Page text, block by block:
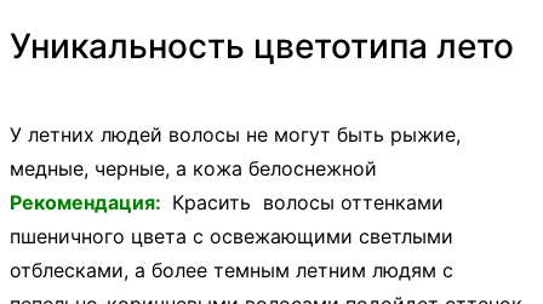
Уникальность цветотипа лето
У летних людей волосы не могут быть рыжие,
медные, черные, а кожа белоснежной
Рекомендация: Красить волосы оттенками
пшеничного цвета с освежающими светлыми
отблесками, а более темным летним людям с